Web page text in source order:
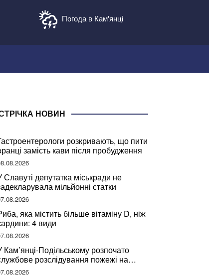
Погода в Кам'янці
НОВИН
розкривають, що пити
замість кави після пробудження
Славуті депутатка міськради не
мільйонні статки
яка містить більше вітаміну D, ніж
4 види
Кам’янці-Подільському розпочато
розслідування пожежі на